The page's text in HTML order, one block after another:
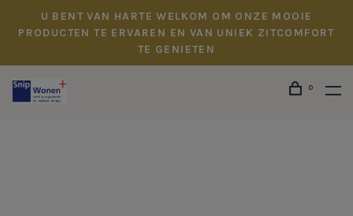
U BENT VAN HARTE WELKOM OM ONZE MOOIE
PRODUCTEN TE ERVAREN EN VAN UNIEK ZITCOMFORT
TE GENIETEN
0